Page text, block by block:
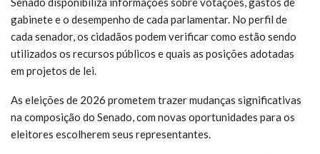
gabinete e o desempenho de cada parlamentar. No perfil de
cada senador, os cidadãos podem verificar como estão sendo
utilizados os recursos públicos e quais as posições adotadas
em projetos de lei.
As eleições de 2026 prometem trazer mudanças significativas
na composição do Senado, com novas oportunidades para os
eleitores escolherem seus representantes.